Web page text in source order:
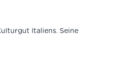
Italiens. Seine